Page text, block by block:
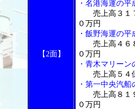
【2面】
・名港海運の
売上高３１
０万円
・飯野海運の
売上高４６
０万円
・青木マリー
売上高５４
・第一中央汽
売上高８１
０万円